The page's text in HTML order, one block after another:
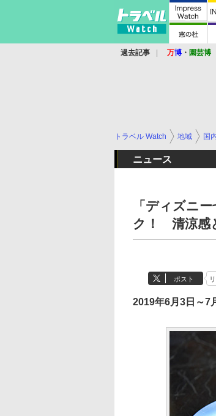
過去記事 万博 ・ 園芸博
トラベル Watch 地域 国
ニュース
「ディズニ
ク！ 清涼感
ポスト
2019年6月3日～7